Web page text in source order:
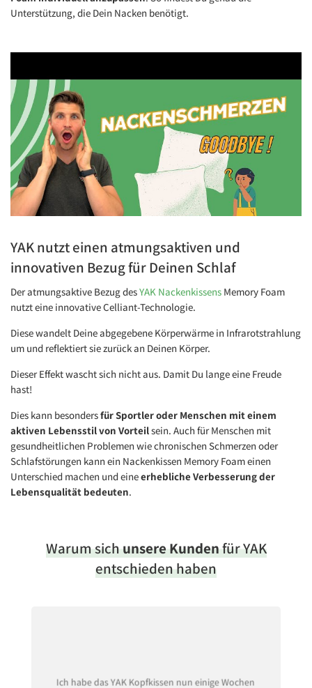
Unterstützung, die Dein Nacken benötigt.
Video laden
Immer entsperren
YAK nutzt einen atmungsaktiven und
innovativen Bezug für Deinen Schlaf
Der atmungsaktive Bezug desYAK Nackenkissens Memory Foam
nutzt eine innovative Celliant-Technologie.
Diese wandelt Deine abgegebene Körperwärme in Infrarotstrahlung
um und reflektiert sie zurück an Deinen Körper.
Dieser Effekt wascht sich nicht aus. Damit Du lange eine Freude
hast!
Dies kann besondersfür Sportler oder Menschen mit einem
aktiven Lebensstil von Vorteilsein. Auch für Menschen mit
gesundheitlichen Problemen wie chronischen Schmerzen oder
Schlafstörungen kann ein Nackenkissen Memory Foam einen
Unterschied machen und eineerhebliche Verbesserung der
Lebensqualität bedeuten.
Warum sichunsere Kundenfür YAK
entschieden haben
Ich habe das YAK Kopfkissen nun einige Wochen